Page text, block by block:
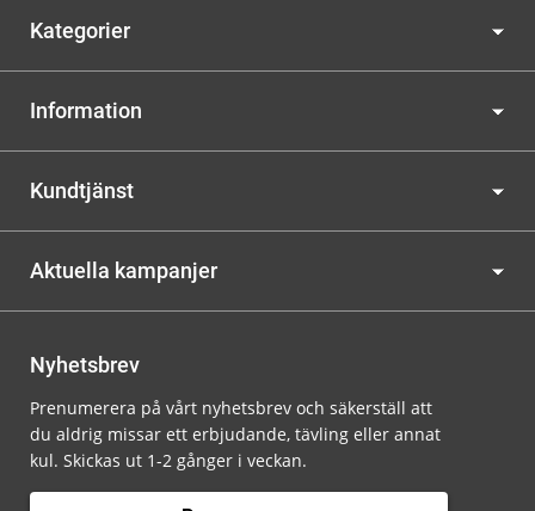
Kategorier
Information
Kundtjänst
Aktuella kampanjer
Nyhetsbrev
Prenumerera på vårt nyhetsbrev och säkerställ att
du aldrig missar ett erbjudande, tävling eller annat
kul. Skickas ut 1-2 gånger i veckan.